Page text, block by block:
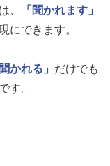
、
「聞かれます」
にできます。
聞かれる」 だけでも
す。